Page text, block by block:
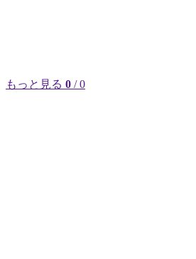
もっと見る 0 / 0